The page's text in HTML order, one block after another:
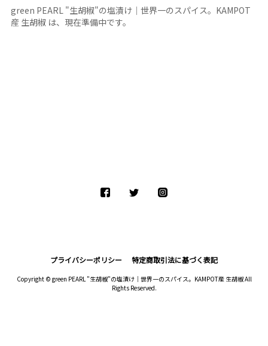
green PEARL "生胡椒"の塩漬け｜世界一のスパイス。KAMPOT
産 生胡椒 は、現在準備中です。
プライバシーポリシー 特定商取引法に基づく表記
Copyright © green PEARL "生胡椒"の塩漬け｜世界一のスパイス。KAMPOT産 生胡椒 All
Rights Reserved.